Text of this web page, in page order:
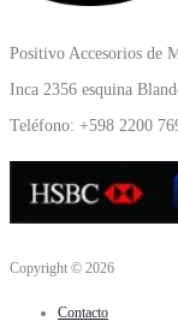
Positivo Accesorios de
Inca 2356 esquina
Teléfono: +598 2200
Copyright © 2026
Contacto